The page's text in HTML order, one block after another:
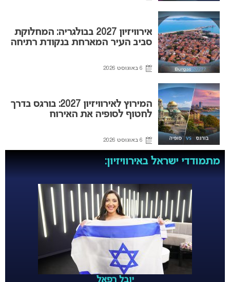
אירוויזיון 2027 בבולגריה: המחלוקת
סביב העיר המארחת בנקודת רתיחה
6 באוגוסט 2026
המירוץ לאירוויזיון 2027: בורגס בדרך
לחטוף לסופיה את האירוח
6 באוגוסט 2026
מתמודדי ישראל באירוויזיון:
יובל רפאל